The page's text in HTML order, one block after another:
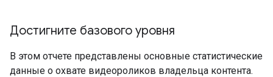
Достигните базового уровня
В этом отчете представлены основные статистические
данные о охвате видеороликов владельца контента.